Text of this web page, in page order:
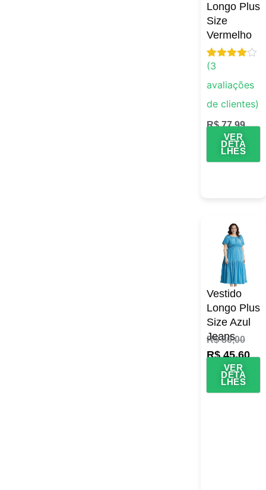
Longo Plus
Size
Vermelho
Avaliado
de 5, com
em
3
de
clientes
(3
avaliações
de clientes)
R$77,99
VER
DETA
LHES
Vestido
Longo Plus
Size Azul
Jeans
R$80,00
R$45,60
VER
DETA
LHES